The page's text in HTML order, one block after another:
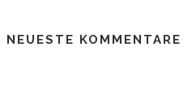
NEUESTE KOMMENTARE